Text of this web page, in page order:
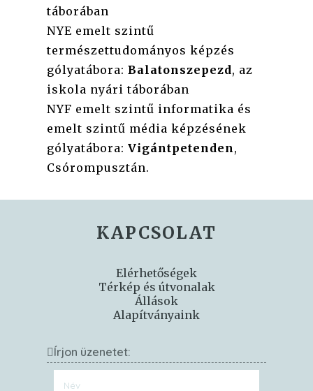
táborában
NYE emelt szintű
természettudományos képzés
gólyatábora:Balatonszepezd, az
iskola nyári táborában
NYF emelt szintű informatika és
emelt szintű média képzésének
gólyatábora:Vigántpetenden,
Csórompusztán.
KAPCSOLAT
Elérhetőségek
Térkép és útvonalak
Állások
Alapítványaink
Írjon üzenetet: